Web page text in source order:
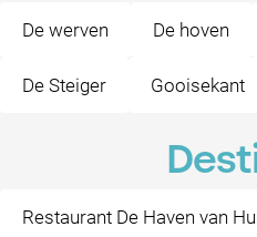
De werven De hoven
De Steiger Gooisekant
Restaurant De Haven van